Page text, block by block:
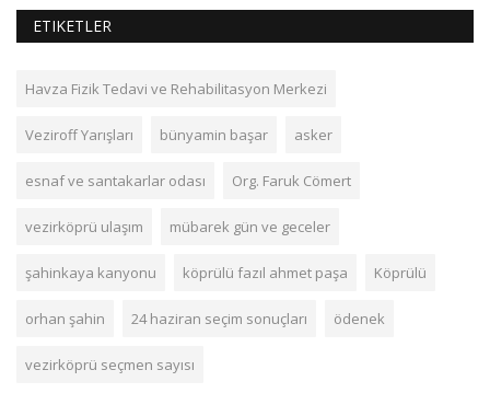
ETIKETLER
Havza Fizik Tedavi ve Rehabilitasyon Merkezi
Veziroff Yarışları bünyamin başar asker
esnaf ve santakarlar odası Org. Faruk Cömert
vezirköprü ulaşım mübarek gün ve geceler
şahinkaya kanyonu köprülü fazıl ahmet paşa Köprülü
orhan şahin 24 haziran seçim sonuçları ödenek
vezirköprü seçmen sayısı